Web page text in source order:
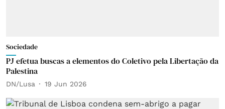
Sociedade
PJ efetua buscas a elementos do Coletivo pela Libertação da
Palestina
DN/Lusa 19 Jun 2026